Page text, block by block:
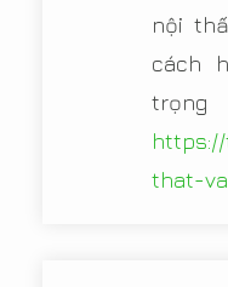
nội
cách
that-